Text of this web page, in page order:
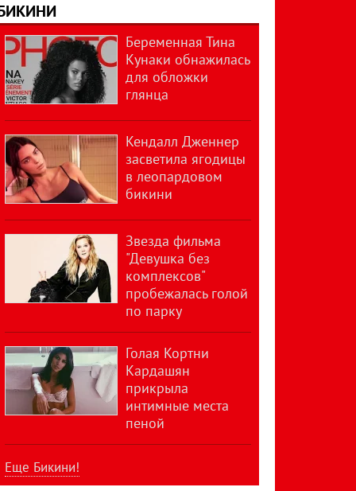
Беременная Тина
Кунаки обнажилась
для обложки
глянца
Кендалл Дженнер
засветила ягодицы
в леопардовом
бикини
Звезда фильма
"Девушка без
комплексов"
пробежалась голой
по парку
Голая Кортни
Кардашян
прикрыла
интимные места
пеной
Еще Бикини!